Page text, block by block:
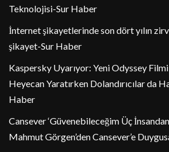
Teknolojisi-Sur Haber
İnternet şikayetlerinde son dört yılın
şikayet-Sur Haber
Kaspersky Uyarıyor: Yeni Odyssey
Heyecan Yaratırken Dolandırıcılar da
Haber
Cansever ‘Güvenebileceğim Üç
Mahmut Görgen’den Cansever’e